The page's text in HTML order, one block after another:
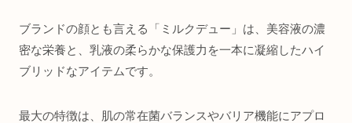
ブランドの顔とも言える「ミルクデュー」は、美容液の濃
密な栄養と、乳液の柔らかな保護力を一本に凝縮したハイ
ブリッドなアイテムです。
最大の特徴は、肌の常在菌バランスやバリア機能にアプロ